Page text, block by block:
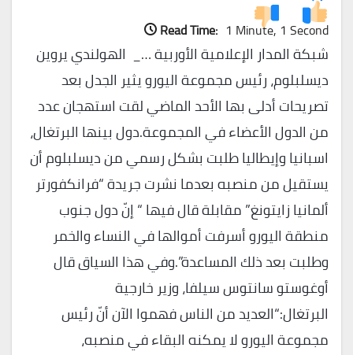
Read Time: 1 Minute, 1 Second
شبكة المدار الإعلامية الأوربية …_ الهولندي يروين
ديسلبلوم، رئيس مجموعة اليورو يثير الجدل بعد
تصريحات أدلى بها الأحد الماضي لقت استهجان عدد
من الدول الأعضاء في المجموعة.دول بينها البرتغال،
اسبانيا وإيطاليا طلبت بشكل رسمي من ديسلبلوم أن
يستقيل من منصبه بعدما نشرت جريدة “فرانكفورتر
ألمانيا زايتونغ” مقابلة قال فيها “ إنّ دول جنوب
منطقة اليورو أسرفت أموالها في النساء والخمر
وطلبت بعد ذلك المساعدة”.وفي هذا السياق قال
أوغوستو سانتوس سيلفا، وزير خارجية
البرتغال:“العديد من الناس فهموا الآن أنّ رئيس
مجموعة اليورو لا يمكنه البقاء في منصبه،